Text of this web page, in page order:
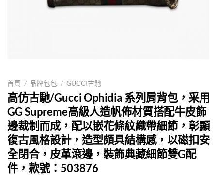
首頁 / 品牌包包 / GUCCI古馳
高仿古馳/Gucci Ophidia 系列肩背包，采用
GG Supreme高級人造帆佈材質搭配牛皮飾
邊裁制而成，配以嵌花條紋織帶細節，彰顯
復古風格設計，造型頗具結構感，以磁扣安
全閉合，皮革滾邊，裝飾典藏細節雙G配
件，款號：503876